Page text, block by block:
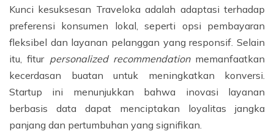
Kunci kesuksesan Traveloka adalah adaptasi terhadap
preferensi konsumen lokal, seperti opsi pembayaran
fleksibel dan layanan pelanggan yang responsif. Selain
itu, fitur personalized recommendationmemanfaatkan
kecerdasan buatan untuk meningkatkan konversi.
Startup ini menunjukkan bahwa inovasi layanan
berbasis data dapat menciptakan loyalitas jangka
panjang dan pertumbuhan yang signifikan.